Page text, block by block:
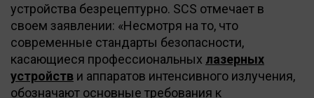
устройства безрецептурно. SCS отмечает в
своем заявлении: «Несмотря на то, что
современные стандарты безопасности,
касающиеся профессиональных лазерных
устройств и аппаратов интенсивного излучения,
обозначают основные требования к